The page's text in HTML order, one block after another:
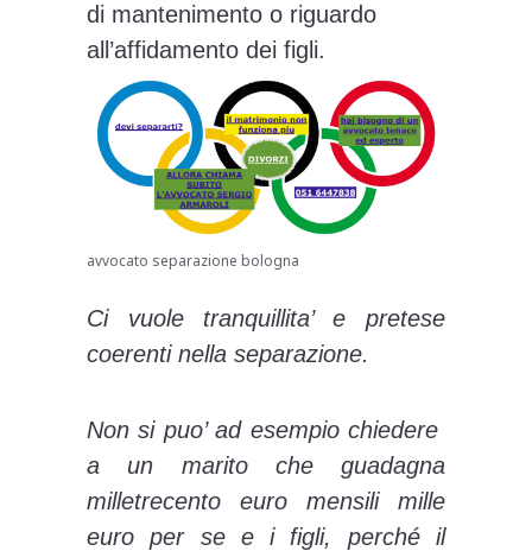
di mantenimento o riguardo
all’affidamento dei figli.
avvocato separazione bologna
Ci vuole tranquillita’ e pretese
coerenti nella separazione.
Non si puo’ ad esempio chiedere
a un marito che guadagna
milletrecento euro mensili mille
euro per se e i figli, perché il